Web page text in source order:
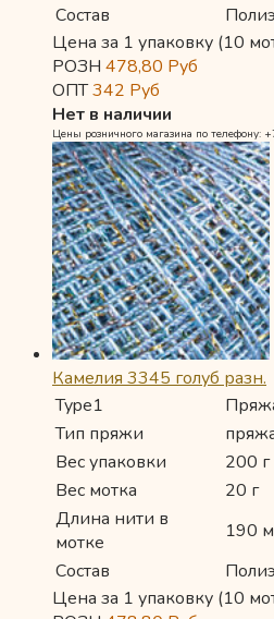
Состав
Цена за 1 упаковку (10
РОЗН 478,80 Руб
ОПТ342 Руб
Нет в наличии
Цены розничного магазина по телефону:
Камелия 3345 голуб разн.
Type1
Тип пряжи
Вес упаковки
200 г
Вес мотка
20 г
Длина нити в
мотке
190 м
Состав
Цена за 1 упаковку (10